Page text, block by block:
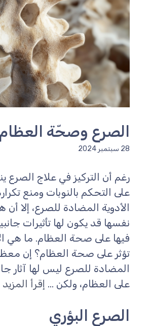
الصرع وصحّة العظام
28 سبتمبر 2024
رغم أن التركيز في علاج الصرع
على التحكم بالنوبات ومنع
الأدوية المضادة للصرع، إلا أن
نفسها قد يكون لها تأثيرات
فيها على صحة العظام. ما هي
تؤثر على صحة العظام؟ إن
المضادة للصرع ليس لها آثار
على العظام، ولكن ... إقرأ المزيد
الصرع البؤري